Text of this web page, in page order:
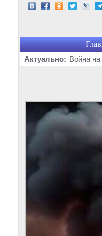
Актуально: Война